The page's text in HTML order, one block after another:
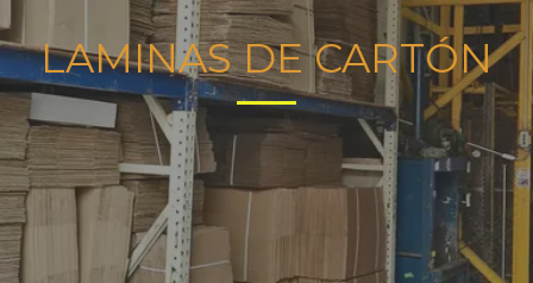
LAMINAS DE CARTÓN